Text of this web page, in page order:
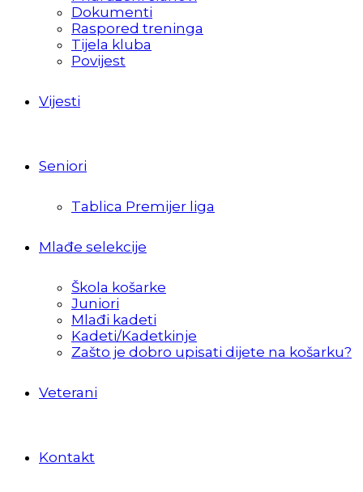
Dokumenti
Raspored treninga
Tijela kluba
Povijest
Vijesti
Seniori
Tablica Premijer liga
Mlađe selekcije
Škola košarke
Juniori
Mlađi kadeti
Kadeti/Kadetkinje
Zašto je dobro upisati dijete na košarku?
Veterani
Kontakt